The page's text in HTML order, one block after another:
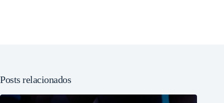
Posts relacionados